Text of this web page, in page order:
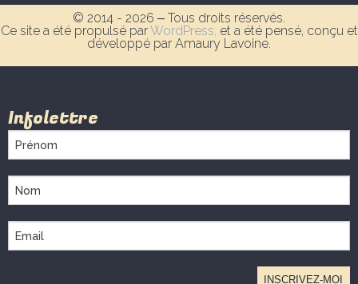
© 2014 - 2026 ‒ Tous droits réservés.
Ce site a été propulsé parWordPress, et a été pensé, conçu et
développé par Amaury Lavoine.
Infolettre